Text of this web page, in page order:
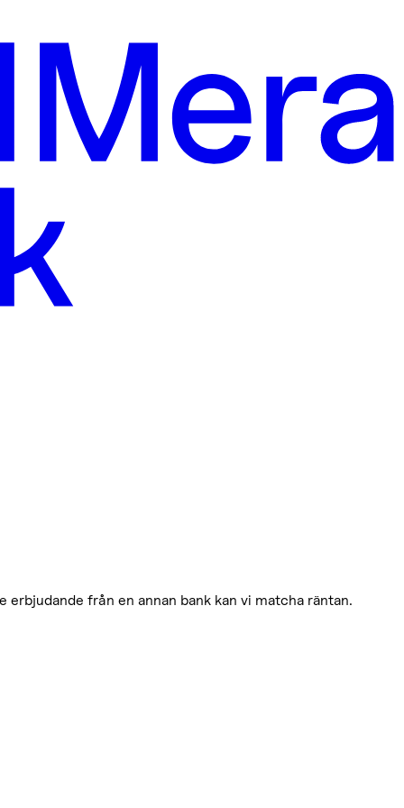
från en annan bank kan vi matcha räntan.